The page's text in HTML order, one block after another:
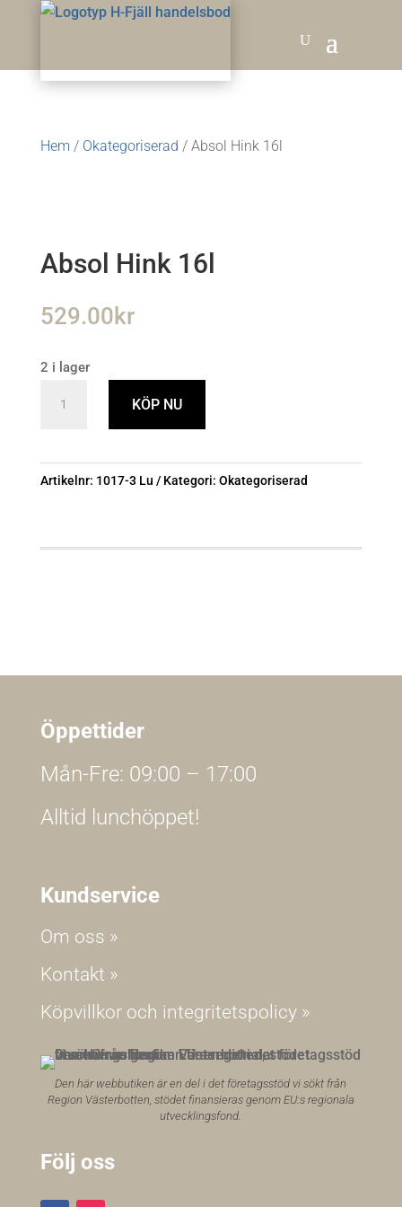
Hem / Okategoriserad / Absol Hink 16l
Absol Hink 16l
529.00kr
2 i lager
mängd
KÖP NU
Artikelnr: 1017-3 Lu Kategori: Okategoriserad
Öppettider
Mån-Fre: 09:00 – 17:00
Alltid lunchöppet!
Kundservice
Om oss »
Kontakt »
Köpvillkor och integritetspolicy »
Den här webbutiken är en del i det företagsstöd vi sökt från
Region Västerbotten, stödet finansieras genom EU:s regionala
utvecklingsfond.
Följ oss